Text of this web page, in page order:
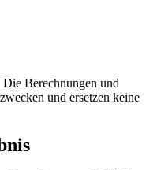
Berechnungen und
und ersetzen keine